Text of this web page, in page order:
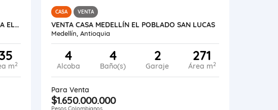
VENTA APARTAMENTO MEDELLÍN PROVENZA EL POBLADO
m2
CASA VENTA
VENTA CASA MEDELLÍN EL POBLADO SAN LUCAS
Medellín, Antioquia
4
Alcoba
4
Baño(s)
2
Garaje
271
Área m2
Para Venta
$1.650.000.000
Pesos Colombianos